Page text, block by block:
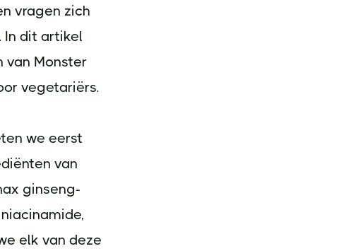
vragen zich
In dit artikel
van Monster
vegetariërs.
we eerst
van
ginseng-
elk van deze